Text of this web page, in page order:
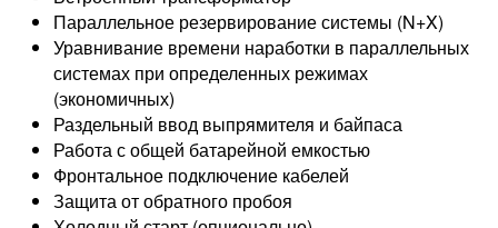
Параллельное резервирование системы (N+X)
Уравнивание времени наработки в параллельных
системах при определенных режимах
(экономичных)
Раздельный ввод выпрямителя и байпаса
Работа с общей батарейной емкостью
Фронтальное подключение кабелей
Защита от обратного пробоя